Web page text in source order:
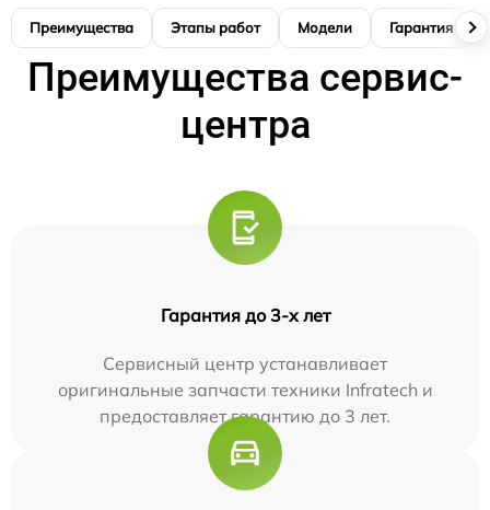
Преимущества Этапы работ Модели Гарантия
Преимущества сервис-
центра
Гарантия до 3-х лет
Сервисный центр устанавливает
оригинальные запчасти техники Infratech и
предоставляет гарантию до 3 лет.